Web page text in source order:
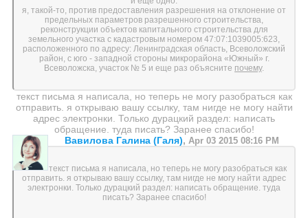
я, такой-то, против предоставления разрешения на отклонение от
предельных параметров разрешенного строительства,
реконструкции объектов капитального строительства для
земельного участка с кадастровым номером 47:07:1039005:623,
расположенного по адресу: Ленинградская область, Всеволожский
район, с юго - западной стороны микрорайона «Южный» г.
Всеволожска, участок № 5 и еще раз объясните почему.
текст письма я написала, но теперь не могу разобраться как
отправить. я открываю вашу ссылку, там нигде не могу найти
адрес электронки. Только дурацкий раздел: написать
обращение. туда писать? Заранее спасибо!
Вавилова Галина (Галя), Apr 03 2015 08:16 PM
текст письма я написала, но теперь не могу разобраться как
отправить. я открываю вашу ссылку, там нигде не могу найти адрес
электронки. Только дурацкий раздел: написать обращение. туда
писать? Заранее спасибо!